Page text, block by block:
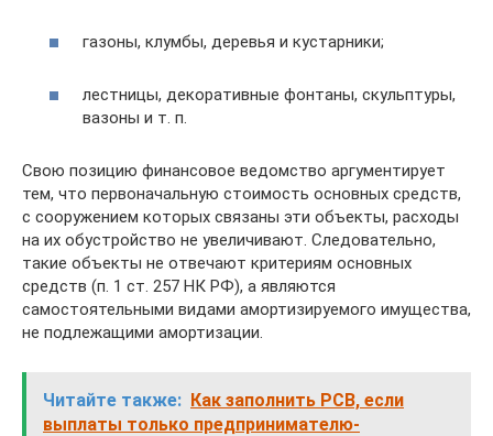
газоны, клумбы, деревья и кустарники;
лестницы, декоративные фонтаны, скульптуры,
вазоны и т. п.
Свою позицию финансовое ведомство аргументирует
тем, что первоначальную стоимость основных средств,
с сооружением которых связаны эти объекты, расходы
на их обустройство не увеличивают. Следовательно,
такие объекты не отвечают критериям основных
средств (п. 1 ст. 257 НК РФ), а являются
самостоятельными видами амортизируемого имущества,
не подлежащими амортизации.
Читайте также: Как заполнить РСВ, если
выплаты только предпринимателю-